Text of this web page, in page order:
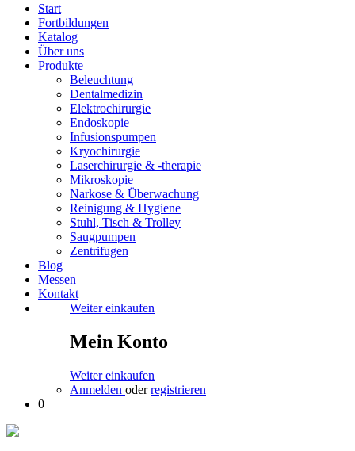
Start
Fortbildungen
Katalog
Über uns
Produkte
Beleuchtung
Dentalmedizin
Elektrochirurgie
Endoskopie
Infusionspumpen
Kryochirurgie
Laserchirurgie & -therapie
Mikroskopie
Narkose & Überwachung
Reinigung & Hygiene
Stuhl, Tisch & Trolley
Saugpumpen
Zentrifugen
Blog
Messen
Kontakt
Weiter einkaufen
Mein Konto
Weiter einkaufen
Anmelden oderregistrieren
0